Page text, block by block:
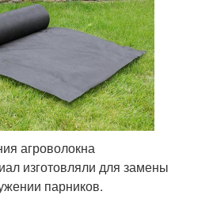
агроволокна
изготовляли для замены
парников.